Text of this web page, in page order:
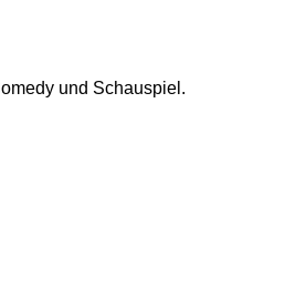
und Schauspiel.